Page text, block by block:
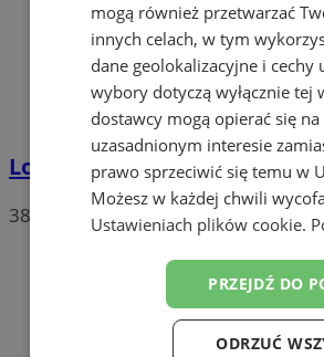
Lodowisko na orzeskim
38
mogą również przetwarzać
innych celach, w tym
dane geolokalizacyjne i cechy
wybory dotyczą wyłącznie tej
dostawcy mogą opierać się
uzasadnionym interesie
prawo sprzeciwić się temu w
Możesz w każdej chwili
Ustawieniach plików cookie.
PRZEJDŹ DO
ODRZUĆ